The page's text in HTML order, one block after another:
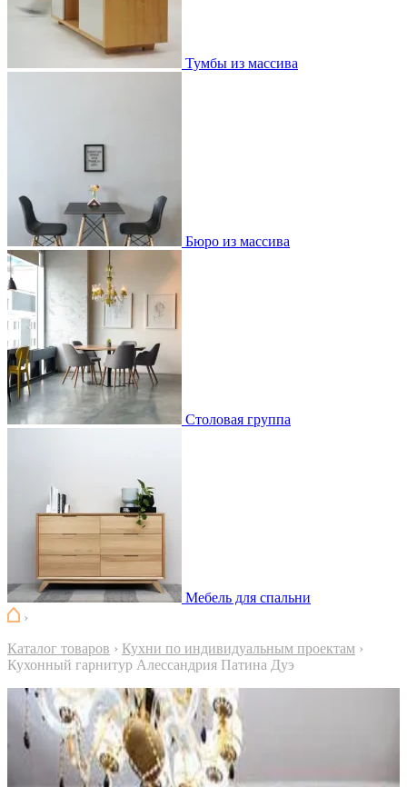
Тумбы из массива
Бюро из массива
Столовая группа
Мебель для спальни
›
Каталог товаров › Кухни по индивидуальным проектам ›
Кухонный гарнитур Алессандрия Патина Дуэ